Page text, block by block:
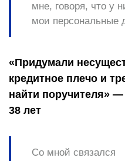
мне, говоря, что у
мои персональные
«Придумали
кредитное плечо и
найти поручителя»
38 лет
Со мной связался